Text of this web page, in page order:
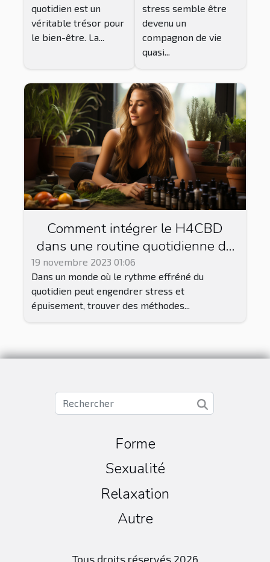
quotidien est un
véritable trésor pour
le bien-être. La...
stress semble être
devenu un
compagnon de vie
quasi...
Comment intégrer le H4CBD
dans une routine quotidienne de
relaxation et gestion du stress
19 novembre 2023 01:06
Dans un monde où le rythme effréné du
quotidien peut engendrer stress et
épuisement, trouver des méthodes...
Forme
Sexualité
Relaxation
Autre
Tous droits réservés 2026